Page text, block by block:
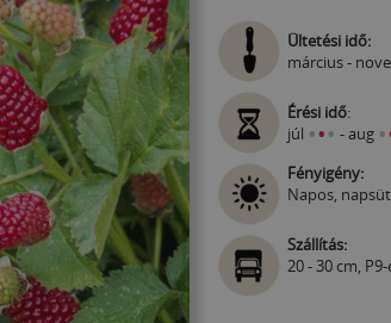
Ültetési idő:
március -
Érési idő:
júl ••• - aug •
Fényigény:
Napos,
Szállítás:
20 - 30 cm,